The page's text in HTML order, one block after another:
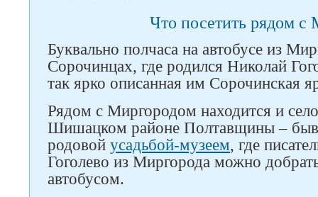
Что посетить рядом с
Буквально полчаса на автобусе из
Сорочинцах, где родился Николай
так ярко описанная им Сорочинская
Рядом с Миргородом находится и
Шишацком районе Полтавщины –
родовой усадьбой-музеем, где
Гоголево из Миргорода можно
автобусом.